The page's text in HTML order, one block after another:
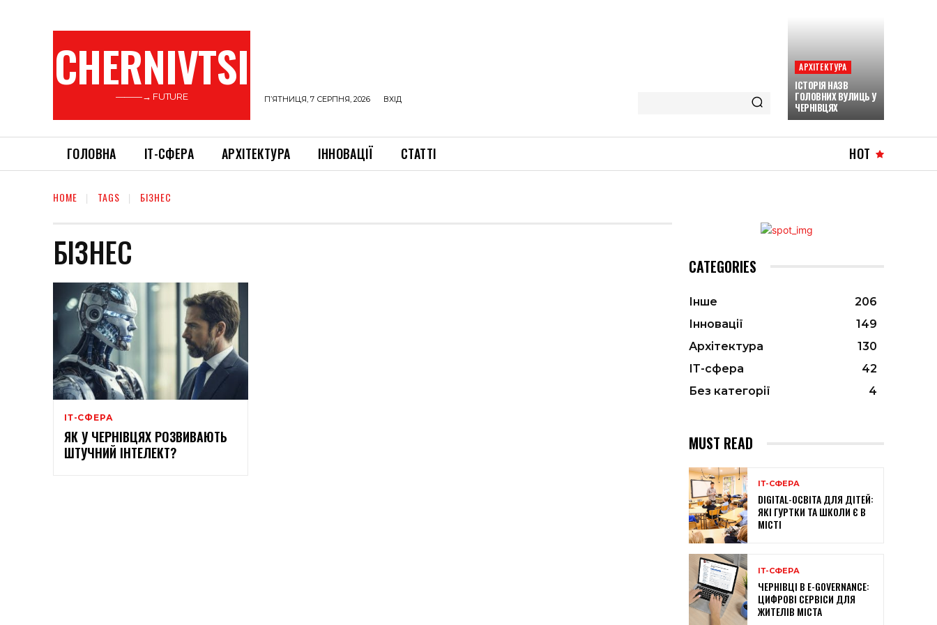
CHERNIVTSI
———→ FUTURE П’ЯТНИЦЯ, 7 СЕРПНЯ, 2026 ВХІД
АРХІТЕКТУРА
ІСТОРІЯ НАЗВ
ГОЛОВНИХ ВУЛИЦЬ У
ЧЕРНІВЦЯХ
ГОЛОВНА ІТ-СФЕРА АРХІТЕКТУРА ІННОВАЦІЇ СТАТТІ HOT
HOME TAGS БІЗНЕС
БІЗНЕС
ІТ-СФЕРА
ЯК У ЧЕРНІВЦЯХ РОЗВИВАЮТЬ
ШТУЧНИЙ ІНТЕЛЕКТ?
CATEGORIES
Інше
206
Інновації
149
Архітектура
130
ІТ-сфера
42
Без категорії
4
MUST READ
ІТ-СФЕРА
DIGITAL-ОСВІТА ДЛЯ ДІТЕЙ:
ЯКІ ГУРТКИ ТА ШКОЛИ Є В
МІСТІ
ІТ-СФЕРА
ЧЕРНІВЦІ В E-GOVERNANCE:
ЦИФРОВІ СЕРВІСИ ДЛЯ
ЖИТЕЛІВ МІСТА